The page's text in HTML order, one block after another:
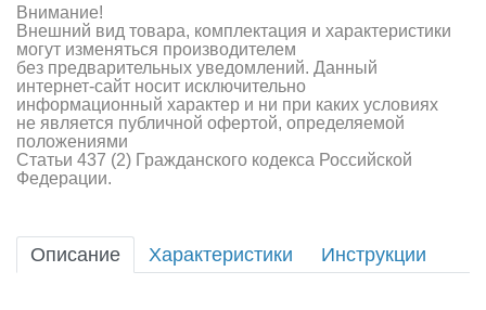
Аппаратура и электроника
Аккумуляторы и батарейки
Зарядные устройства и блоки питания
Двигатели
Инструмент,измерительные приборы,расходники
Внимание!
Внешний вид товара, комплектация и характеристики
могут изменяться производителем
без предварительных уведомлений. Данный
интернет-сайт носит исключительно
информационный характер и ни при каких условиях
не является публичной офертой, определяемой
положениями
Статьи 437 (2) Гражданского кодекса Российской
Федерации.
Описание Характеристики Инструкции